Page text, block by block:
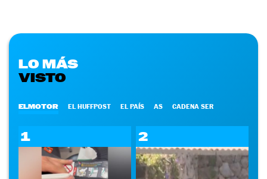
LO MÁS
VISTO
ELMOTOR EL HUFFPOST EL PAÍS AS CADENA SER
1 2